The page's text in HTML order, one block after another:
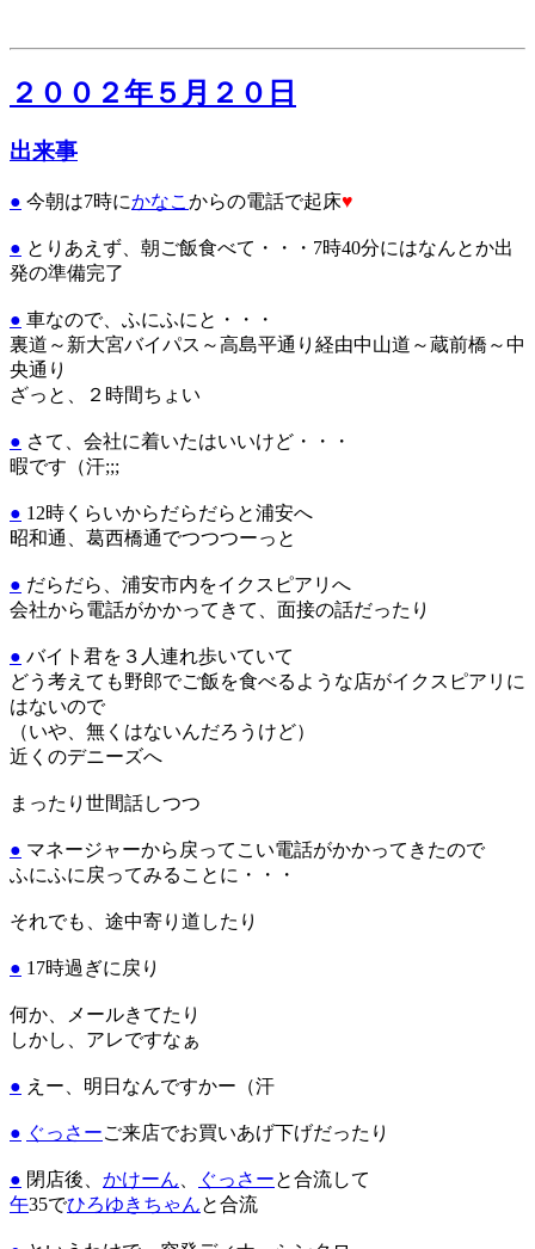
２００２年５月２０日
出来事
● 今朝は7時にかなこ からの電話で起床♥
● とりあえず、朝ご飯食べて・・・7時40分にはなんとか出
発の準備完了
● 車なので、ふにふにと・・・
裏道～新大宮バイパス～高島平通り経由中山道～蔵前橋～中
央通り
ざっと、２時間ちょい
● さて、会社に着いたはいいけど・・・
暇です（汗;;;
● 12時くらいからだらだらと浦安へ
昭和通、葛西橋通でつつつーっと
● だらだら、浦安市内をイクスピアリへ
会社から電話がかかってきて、面接の話だったり
● バイト君を３人連れ歩いていて
どう考えても野郎でご飯を食べるような店がイクスピアリに
はないので
（いや、無くはないんだろうけど）
近くのデニーズへ
まったり世間話しつつ
● マネージャーから戻ってこい電話がかかってきたので
ふにふに戻ってみることに・・・
それでも、途中寄り道したり
● 17時過ぎに戻り
何か、メールきてたり
しかし、アレですなぁ
● えー、明日 なんですかー（汗
● ぐっさーご来店でお買いあげ下げだったり
● 閉店後、 かけーん ぐっさーと合流して
午35でひろゆきちゃんと合流